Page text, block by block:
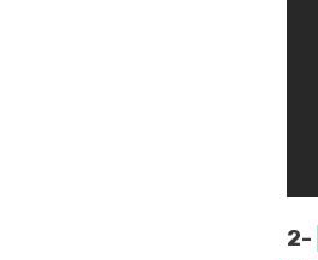
2-